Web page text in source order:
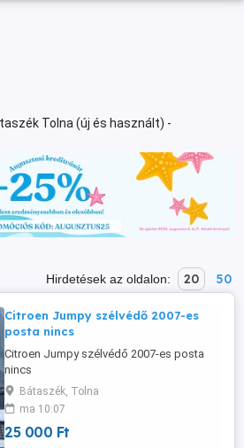
Tolna (új és használt) -
Hirdetések az oldalon: 20 50
Citroen Jumpy szélvédő 2007-es
posta nincs
Citroen Jumpy szélvédő 2007-es posta
nincs
Bátaszék, Tolna
ma 10:07
25 000 Ft